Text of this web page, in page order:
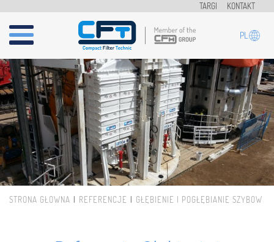
TARGI KONTAKT
PL
STRONA GŁÓWNA REFERENCJE GŁĘBIENIE I POGŁĘBIANIE SZYBÓW